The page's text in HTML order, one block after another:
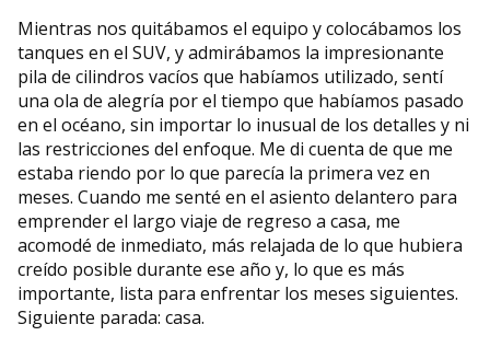
Mientras nos quitábamos el equipo y colocábamos los
tanques en el SUV, y admirábamos la impresionante
pila de cilindros vacíos que habíamos utilizado, sentí
una ola de alegría por el tiempo que habíamos pasado
en el océano, sin importar lo inusual de los detalles y ni
las restricciones del enfoque. Me di cuenta de que me
estaba riendo por lo que parecía la primera vez en
meses. Cuando me senté en el asiento delantero para
emprender el largo viaje de regreso a casa, me
acomodé de inmediato, más relajada de lo que hubiera
creído posible durante ese año y, lo que es más
importante, lista para enfrentar los meses siguientes.
Siguiente parada: casa.